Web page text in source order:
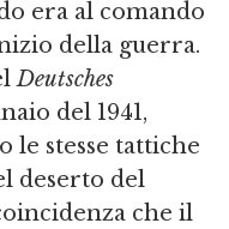
era al comando
della guerra.
Deutsches
del 1941,
le stesse tattiche
deserto del
che il